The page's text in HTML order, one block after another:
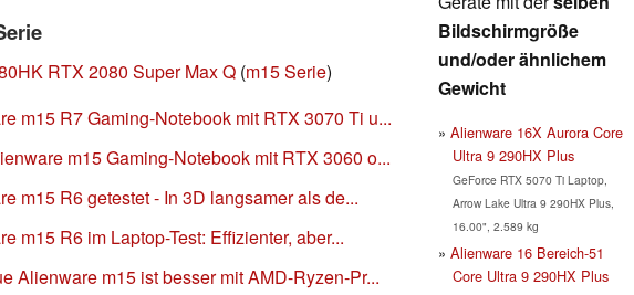
RTX 2080 Super Max Q (m15 Serie)
m15 R7 Gaming-Notebook mit RTX 3070 Ti u...
m15 Gaming-Notebook mit RTX 3060 o...
m15 R6 getestet - In 3D langsamer als de...
m15 R6 im Laptop-Test: Effizienter, aber...
Alienware m15 ist besser mit AMD-Ryzen-Pr...
Bildschirmgröße
und/oder ähnlichem
Gewicht
Alienware 16X Aurora Core
Ultra 9 290HX Plus
GeForce RTX 5070 Ti Laptop,
Arrow Lake Ultra 9 290HX Plus,
16.00", 2.589 kg
Alienware 16 Bereich-51
Core Ultra 9 290HX Plus